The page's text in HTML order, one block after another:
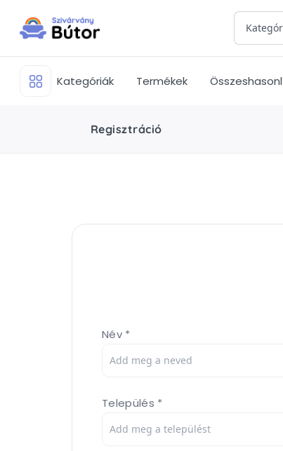
Kategóriák Termékek
Regisztráció
Név *
Település *